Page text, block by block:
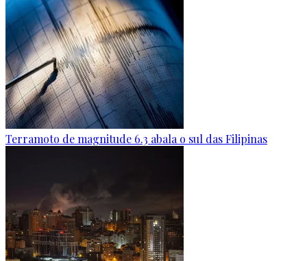
Terramoto de magnitude 6.3 abala o sul das Filipinas